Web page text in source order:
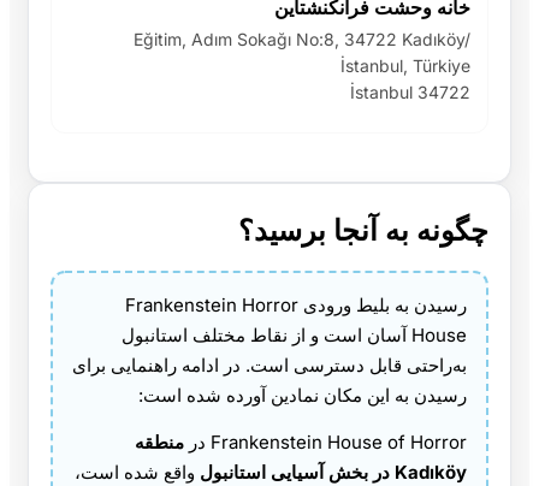
خانه وحشت فرانکنشتاین
Eğitim, Adım Sokağı No:8, 34722 Kadıköy/
İstanbul, Türkiye
İstanbul 34722
چگونه به آنجا برسید؟
رسیدن به بلیط ورودی Frankenstein Horror
House آسان است و از نقاط مختلف استانبول
به‌راحتی قابل دسترسی است. در ادامه راهنمایی برای
رسیدن به این مکان نمادین آورده شده است:
Frankenstein House of Horror در
منطقه
Kadıköy در بخش آسیایی استانبول
واقع شده است،